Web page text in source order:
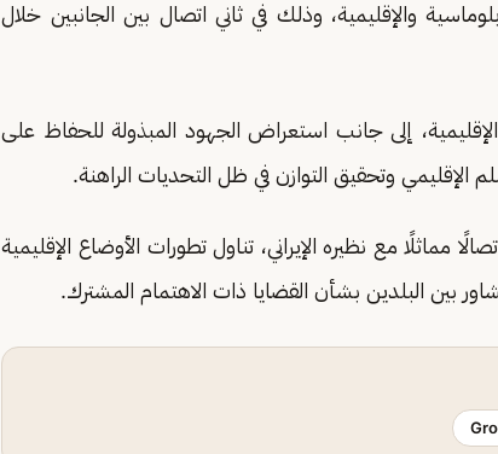
والإقليمية، وذلك في ثاني اتصال بين الجانبين خلال
إلى جانب استعراض الجهود المبذولة للحفاظ على
الإقليمي وتحقيق التوازن في ظل التحديات الراهنة.
مماثلًا مع نظيره الإيراني، تناول تطورات الأوضاع الإقليمية
بين البلدين بشأن القضايا ذات الاهتمام المشترك.